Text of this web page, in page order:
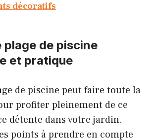
décoratifs
plage de piscine
et pratique
de piscine peut faire toute la
profiter pleinement de ce
détente dans votre jardin.
points à prendre en compte